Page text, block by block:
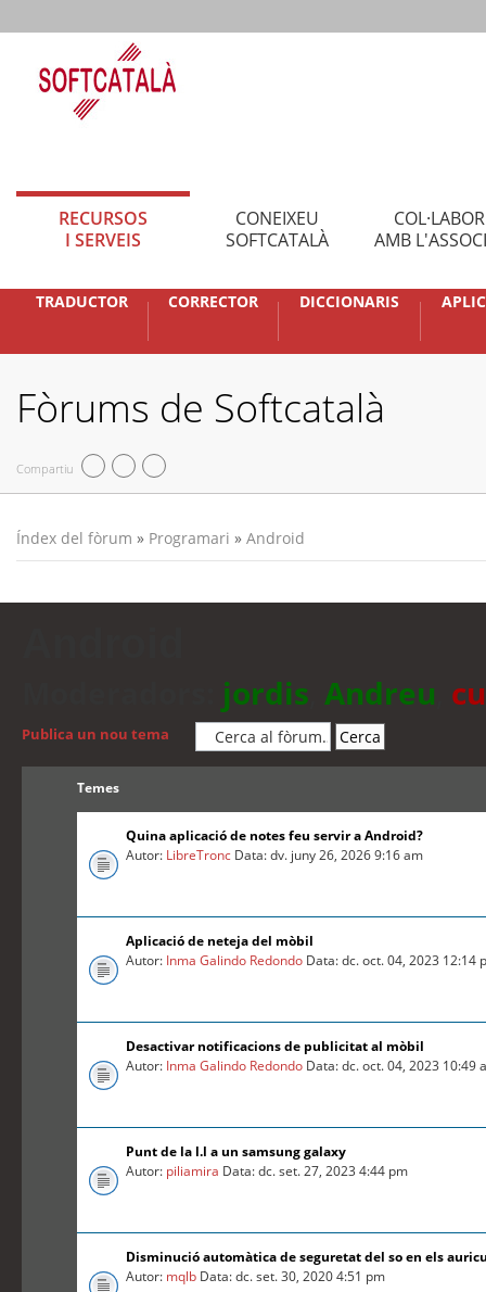
RECURSOS
I SERVEIS
CONEIXEU
SOFTCATALÀ
AMB
TRADUCTOR CORRECTOR DICCIONARIS
Fòrums de Softcatalà
Compartiu
Índex del fòrum » Programari » Android
jordis Andreu
Publica un nou tema
Temes
Quina aplicació de notes feu servir a Android?
Autor: LibreTronc Data: dv. juny 26, 2026 9:16 am
Aplicació de neteja del mòbil
Autor: Inma Galindo Redondo Data: dc. oct. 04, 2023 12:14
Desactivar notificacions de publicitat al mòbil
Autor: Inma Galindo Redondo Data: dc. oct. 04, 2023 10:49
Punt de la l.l a un samsung galaxy
Autor: piliamira Data: dc. set. 27, 2023 4:44 pm
Disminució automàtica de seguretat del so en els
Autor: mqlb Data: dc. set. 30, 2020 4:51 pm